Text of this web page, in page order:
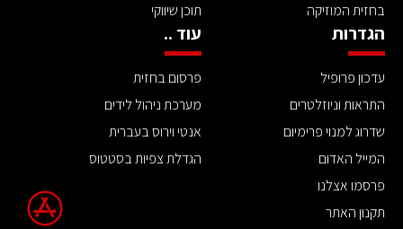
בחזית המוזיקה
תוכן שיווקי
הגדרות
עדכון פרופיל
התראות וניוזלטרים
שדרוג למנוי פרימיום
המייל האדום
פרסמו אצלנו
תקנון האתר
עוד ..
פרסום בחזית
מערכת ניהול לידים
אנטי וירוס בעברית
הגדלת צפיות בסטטוס